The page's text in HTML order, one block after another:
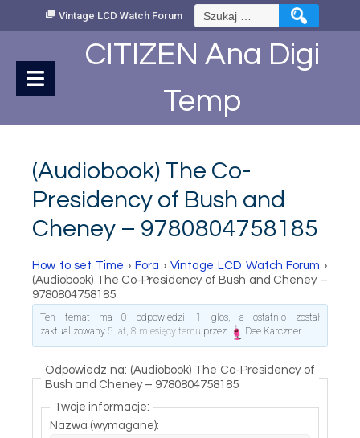
Vintage LCD Watch Forum Szukaj:
CITIZEN Ana Digi
Temp
(Audiobook) The Co-
Presidency of Bush and
Cheney – 9780804758185
How to set Time › Fora › Vintage LCD Watch Forum ›
(Audiobook) The Co-Presidency of Bush and Cheney –
9780804758185
Ten temat ma 0 odpowiedzi, 1 głos, a ostatnio został
zaktualizowany 5 lat, 8 miesięcy temu przez Dee Karczner.
Odpowiedz na: (Audiobook) The Co-Presidency of
Bush and Cheney – 9780804758185
Twoje informacje:
Nazwa (wymagane):